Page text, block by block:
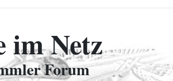
im Netz
Forum